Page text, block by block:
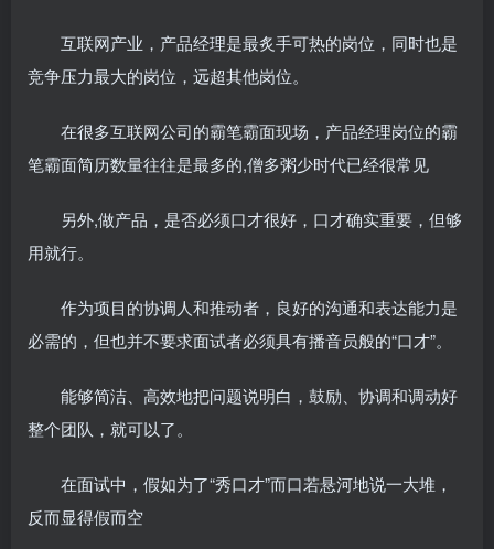
互联网产业，产品经理是最炙手可热的岗位，同时也是
竞争压力最大的岗位，远超其他岗位。
在很多互联网公司的霸笔霸面现场，产品经理岗位的霸
笔霸面简历数量往往是最多的,僧多粥少时代已经很常见
另外,做产品，是否必须口才很好，口才确实重要，但够
用就行。
作为项目的协调人和推动者，良好的沟通和表达能力是
必需的，但也并不要求面试者必须具有播音员般的“口才”。
能够简洁、高效地把问题说明白，鼓励、协调和调动好
整个团队，就可以了。
在面试中，假如为了“秀口才”而口若悬河地说一大堆，
反而显得假而空